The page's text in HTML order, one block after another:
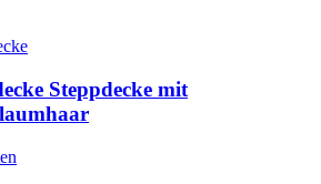
Steppdecke mit